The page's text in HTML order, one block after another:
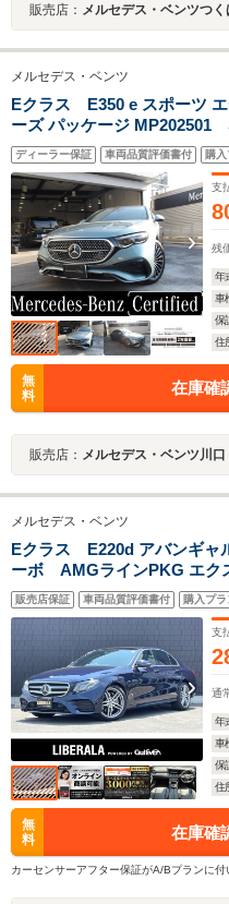
販売店： メルセデス・ベンツつく
メルセデス・ベンツ
Eクラス E350 e スポーツ
ーズ パッケージ MP202501
イバーズP・2501
ディーラー保証 車両品質評価書付 購
支
残
年
車
保
住
無
料
在庫確
販売店： メルセデス・ベンツ川口
メルセデス・ベンツ
Eクラス E220d アバンギャ
ーボ AMGラインPKG エク
ルーフBurmester HUD ACC
プレイ アンビエントライト
ドア レーンキープアシスト
販売店保証 車両品質評価書付 購入プ
支
通
年
車
保
住
無
料
在庫確
カーセンサーアフター保証がA/Bプランに付